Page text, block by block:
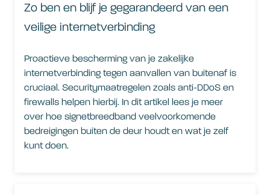
Zo ben en blijf je gegarandeerd van een
veilige internetverbinding
Proactieve bescherming van je zakelijke
internetverbinding tegen aanvallen van buitenaf is
cruciaal. Securitymaatregelen zoals anti-DDoS en
firewalls helpen hierbij. In dit artikel lees je meer
over hoe signetbreedband veelvoorkomende
bedreigingen buiten de deur houdt en wat je zelf
kunt doen.